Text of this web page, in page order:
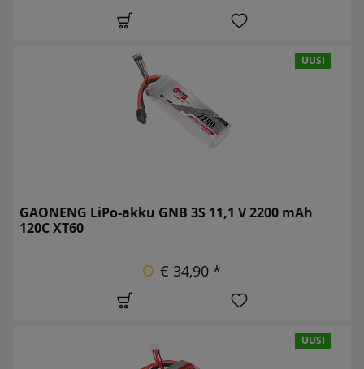
UUSI
GAONENG LiPo-akku GNB 3S 11,1 V 2200 mAh
120C XT60
€ 34,90 *
UUSI